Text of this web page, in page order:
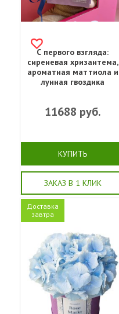
С первого взгляда:
сиреневая хризантема,
ароматная маттиола и
лунная гвоздика
11688 руб.
КУПИТЬ
ЗАКАЗ В 1 КЛИК
Доставка
завтра